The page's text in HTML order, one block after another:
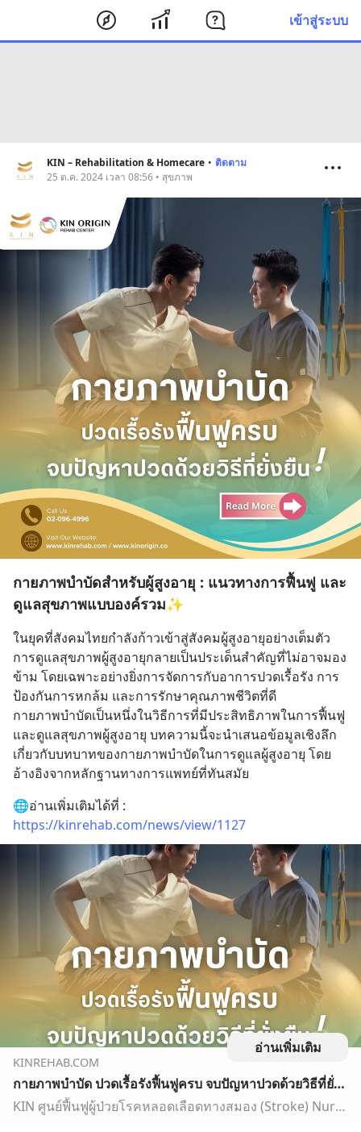
เข้าสู่ระบบ
KIN – Rehabilitation & Homecare • ติดตาม
25 ต.ค. 2024 เวลา 08:56 • สุขภาพ
กายภาพบำบัดสำหรับผู้สูงอายุ : แนวทางการฟื้นฟู และ
ดูแลสุขภาพแบบองค์รวม✨
ในยุคที่สังคมไทยกำลังก้าวเข้าสู่สังคมผู้สูงอายุอย่างเต็มตัว
การดูแลสุขภาพผู้สูงอายุกลายเป็นประเด็นสำคัญที่ไม่อาจมอง
ข้าม โดยเฉพาะอย่างยิ่งการจัดการกับอาการปวดเรื้อรัง การ
ป้องกันการหกล้ม และการรักษาคุณภาพชีวิตที่ดี
กายภาพบำบัดเป็นหนึ่งในวิธีการที่มีประสิทธิภาพในการฟื้นฟู
และดูแลสุขภาพผู้สูงอายุ บทความนี้จะนำเสนอข้อมูลเชิงลึก
เกี่ยวกับบทบาทของกายภาพบำบัดในการดูแลผู้สูงอายุ โดย
อ้างอิงจากหลักฐานทางการแพทย์ที่ทันสมัย
https://kinrehab.com/news/view/1127
อ่านเพิ่มเติม
KINREHAB.COM
กายภาพบำบัด ปวดเรื้อรังฟื้นฟูครบ จบปัญหาปวดด้วยวิธีที่ยั่งยืน
KIN ศูนย์ฟื้นฟูผู้ป่วยโรคหลอดเลือดทางสมอง (Stroke) Nursing Home ศูนย์ดูแลผู้สูงอายุ เนอร์สซิ่งโฮม เนอสซิ่งโฮม ศูนย์ผู้สูงอายุ โรคหลอดเลือดสมอง ดูแลผู้สูงอายุที่บ้าน กายภาพบำบัด ดูแลหลังผ่าตัด ดูแลผู้ป่วยติดเตียง พยาบาลเฝ้าไข้ ผู้ดูแลผู้สูงอายุ